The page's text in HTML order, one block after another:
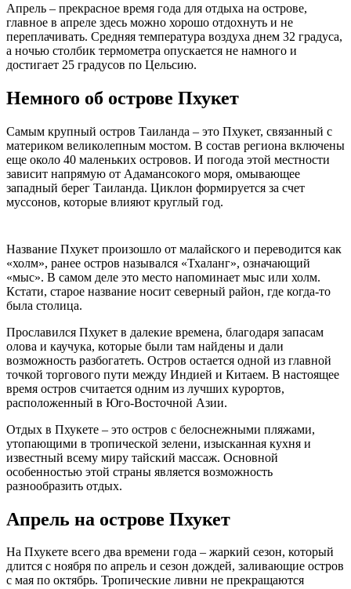
Апрель – прекрасное время года для отдыха на острове,
главное в апреле здесь можно хорошо отдохнуть и не
переплачивать. Средняя температура воздуха днем 32 градуса,
а ночью столбик термометра опускается не намного и
достигает 25 градусов по Цельсию.
Немного об острове Пхукет
Самым крупный остров Таиланда – это Пхукет, связанный с
материком великолепным мостом. В состав региона включены
еще около 40 маленьких островов. И погода этой местности
зависит напрямую от Адамансокого моря, омывающее
западный берег Таиланда. Циклон формируется за счет
муссонов, которые влияют круглый год.
Название Пхукет произошло от малайского и переводится как
«холм», ранее остров назывался «Тхаланг», означающий
«мыс». В самом деле это место напоминает мыс или холм.
Кстати, старое название носит северный район, где когда-то
была столица.
Прославился Пхукет в далекие времена, благодаря запасам
олова и каучука, которые были там найдены и дали
возможность разбогатеть. Остров остается одной из главной
точкой торгового пути между Индией и Китаем. В настоящее
время остров считается одним из лучших курортов,
расположенный в Юго-Восточной Азии.
Отдых в Пхукете – это остров с белоснежными пляжами,
утопающими в тропической зелени, изысканная кухня и
известный всему миру тайский массаж. Основной
особенностью этой страны является возможность
разнообразить отдых.
Апрель на острове Пхукет
На Пхукете всего два времени года – жаркий сезон, который
длится с ноября по апрель и сезон дождей, заливающие остров
с мая по октябрь. Тропические ливни не прекращаются